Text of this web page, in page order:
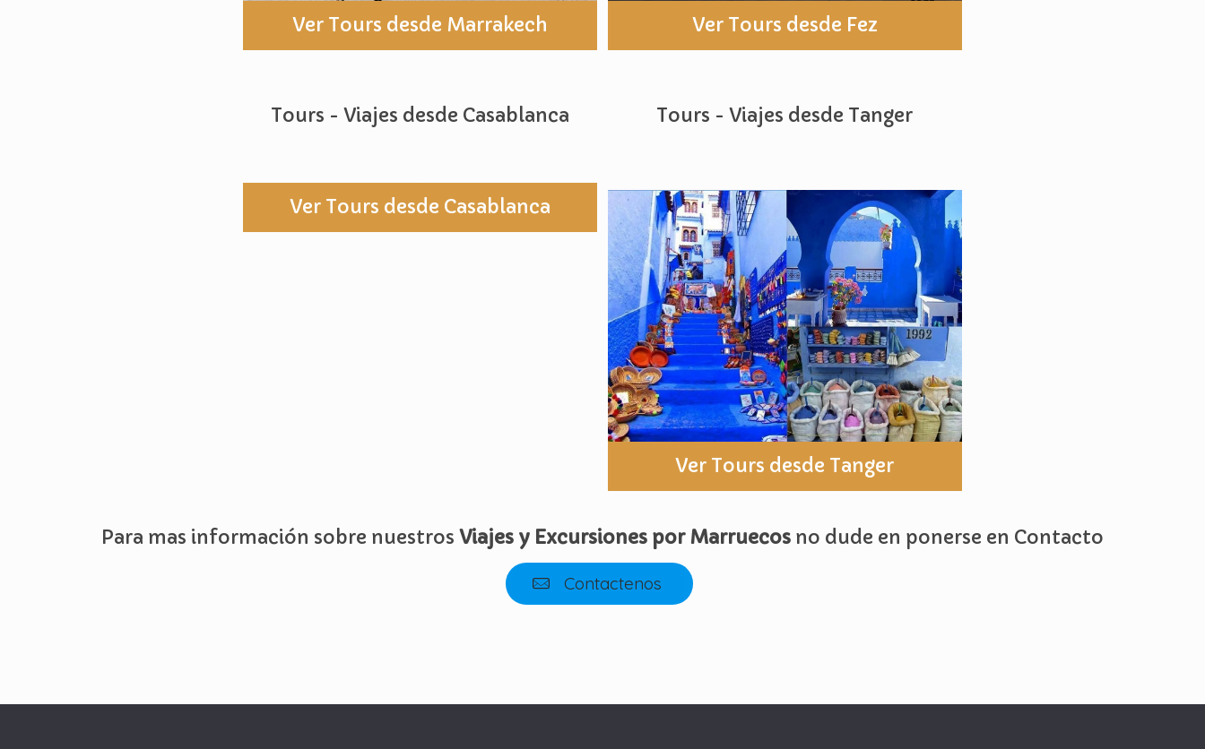
Ver Tours desde Marrakech Ver Tours desde Fez
Tours - Viajes desde Casablanca
Ver Tours desde Casablanca
Tours - Viajes desde Tanger
Ver Tours desde Tanger
Para mas información sobre nuestros Viajes y Excursiones por Marruecosno dude en ponerse en Contacto
Contactenos